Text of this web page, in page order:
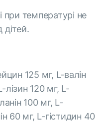
при температурі не
125 мг, L-валін
лізин 120 мг, L-
100 мг, L-
60 мг, L-гістидин 40